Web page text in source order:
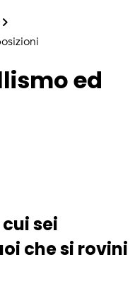
keyboard_arrow_right
ed
sei
che si rovini